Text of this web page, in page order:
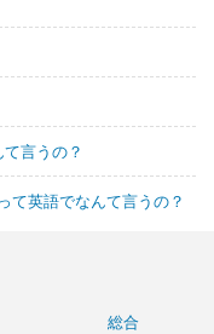
言うの？
て英語でなんて言うの？
総合